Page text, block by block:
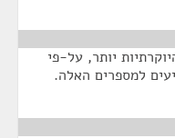
במחלקות היוקרתיות יותר, על-פי
למספרים האלה.